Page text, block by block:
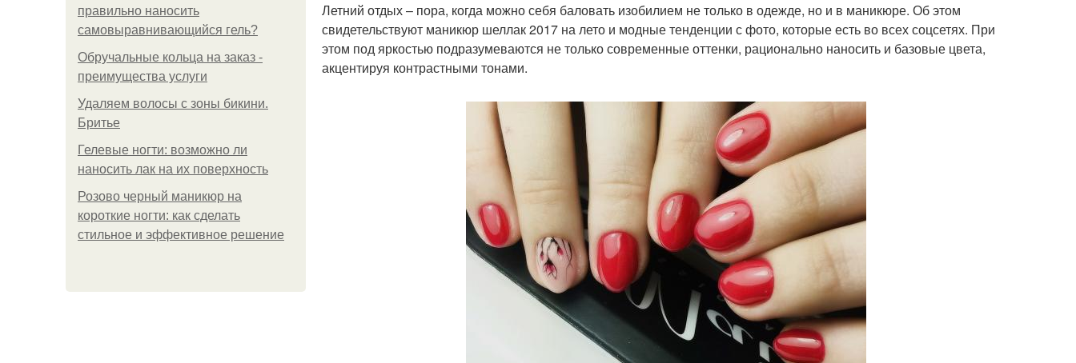
правильно наносить
самовыравнивающийся гель?
Обручальные кольца на заказ -
преимущества услуги
Удаляем волосы с зоны бикини.
Бритье
Гелевые ногти: возможно ли
наносить лак на их поверхность
Розово черный маникюр на
короткие ногти: как сделать
стильное и эффективное решение
Летний отдых – пора, когда можно себя баловать изобилием не только в одежде, но и в маникюре. Об этом
свидетельствуют маникюр шеллак 2017 на лето и модные тенденции с фото, которые есть во всех соцсетях. При
этом под яркостью подразумеваются не только современные оттенки, рационально наносить и базовые цвета,
акцентируя контрастными тонами.